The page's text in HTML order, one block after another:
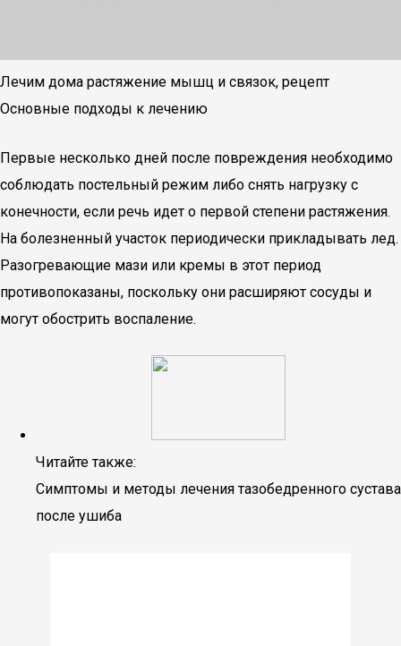
Лечим дома растяжение мышц и связок, рецепт
Основные подходы к лечению
Первые несколько дней после повреждения необходимо
соблюдать постельный режим либо снять нагрузку с
конечности, если речь идет о первой степени растяжения.
На болезненный участок периодически прикладывать лед.
Разогревающие мази или кремы в этот период
противопоказаны, поскольку они расширяют сосуды и
могут обострить воспаление.
Читайте также:
Симптомы и методы лечения тазобедренного сустава
после ушиба